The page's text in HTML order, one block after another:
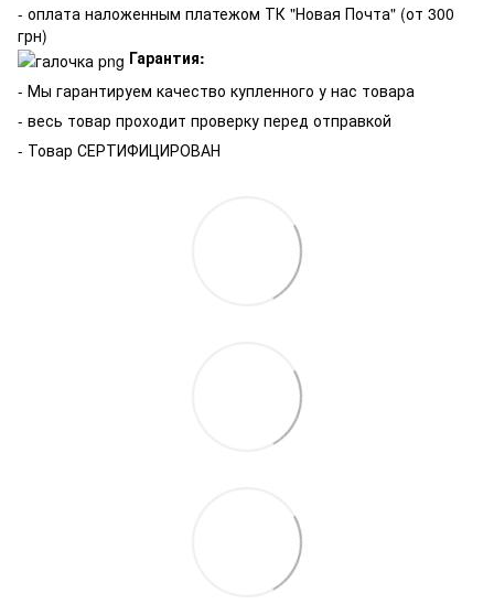
- оплата наложенным платежом ТК "Новая Почта" (от 300
грн)
Гарантия:
- Мы гарантируем качество купленного у нас товара
- весь товар проходит проверку перед отправкой
- Товар СЕРТИФИЦИРОВАН